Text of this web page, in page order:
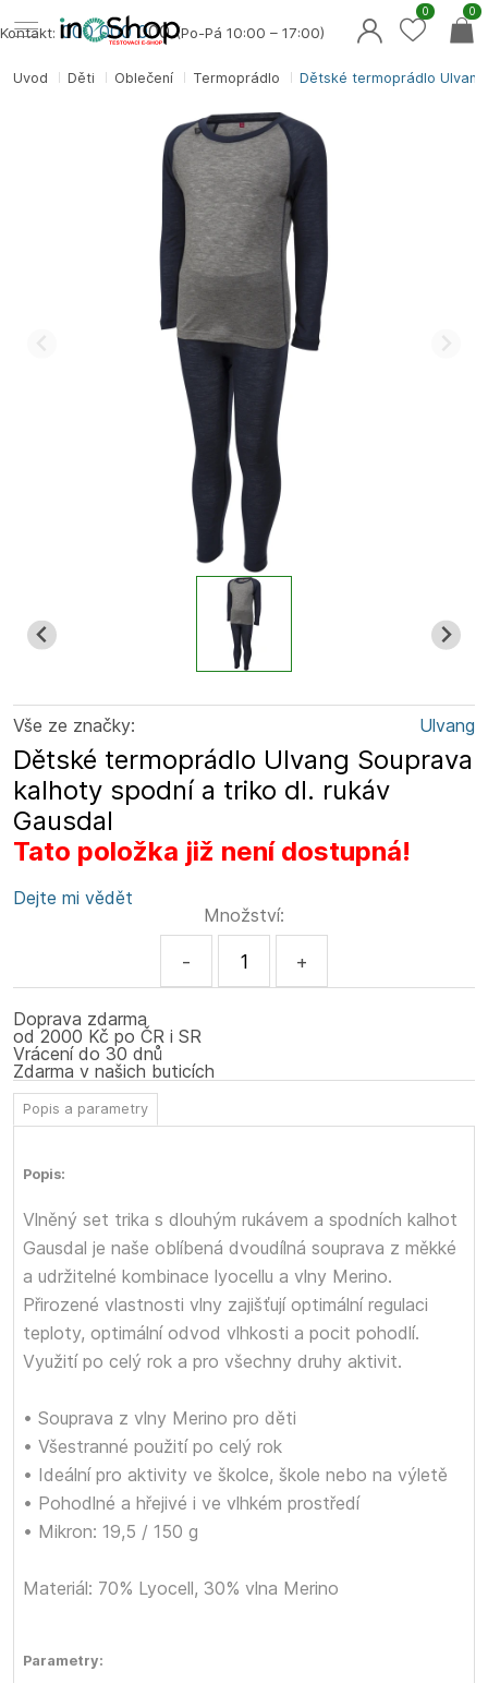
Úvod Děti Oblečení Termoprádlo Dětské termoprádlo
Vše ze značky: Ulvang
Dětské termoprádlo Ulvang Souprava
kalhoty spodní a triko dl. rukáv
Gausdal
Tato položka již není dostupná!
Dejte mi vědět
Množství:
- +
Doprava zdarma
od 2000 Kč po ČR i SR
Vrácení do 30 dnů
Zdarma v našich buticích
Popis a parametry
Popis:
Vlněný set trika s dlouhým rukávem a spodních kalhot
Gausdal je naše oblíbená dvoudílná souprava z měkké
a udržitelné kombinace lyocellu a vlny Merino.
Přirozené vlastnosti vlny zajišťují optimální regulaci
teploty, optimální odvod vlhkosti a pocit pohodlí.
Využití po celý rok a pro všechny druhy aktivit.
• Souprava z vlny Merino pro děti
• Všestranné použití po celý rok
• Ideální pro aktivity ve školce, škole nebo na výletě
• Pohodlné a hřejivé i ve vlhkém prostředí
• Mikron: 19,5 / 150 g
Materiál: 70% Lyocell, 30% vlna Merino
Parametry:
Kontakt: 000 000 000(Po-Pá 10:00 – 17:00)
0
0